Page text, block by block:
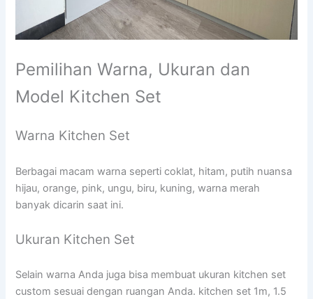
Pemilihan Warna, Ukuran dan
Model Kitchen Set
Warna Kitchen Set
Berbagai macam warna seperti coklat, hitam, putih nuansa
hijau, orange, pink, ungu, biru, kuning, warna merah
banyak dicarin saat ini.
Ukuran Kitchen Set
Selain warna Anda juga bisa membuat ukuran kitchen set
custom sesuai dengan ruangan Anda. kitchen set 1m, 1.5